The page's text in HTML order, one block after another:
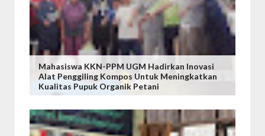
Mahasiswa KKN-PPM UGM Hadirkan Inovasi
Alat Penggiling Kompos Untuk Meningkatkan
Kualitas Pupuk Organik Petani